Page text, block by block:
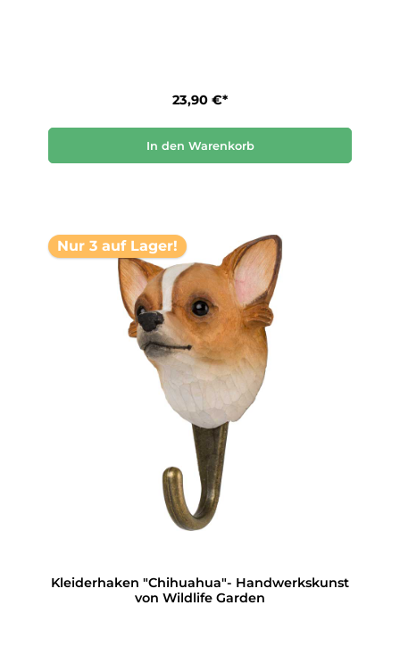
23,90 €*
In den Warenkorb
Nur 3 auf Lager!
Kleiderhaken "Chihuahua"- Handwerkskunst
von Wildlife Garden